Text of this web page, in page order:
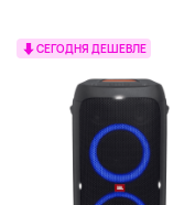
СЕГОДНЯ ДЕШЕВЛЕ